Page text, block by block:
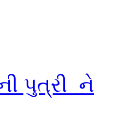
પુત્રી ને